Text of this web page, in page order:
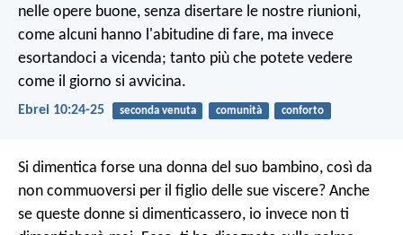
nelle opere buone, senza disertare le nostre riunioni,
come alcuni hanno l'abitudine di fare, ma invece
esortandoci a vicenda; tanto più che potete vedere
come il giorno si avvicina.
Ebrei 10:24-25 seconda venuta comunità conforto
Si dimentica forse una donna del suo bambino, così da
non commuoversi per il figlio delle sue viscere? Anche
se queste donne si dimenticassero, io invece non ti